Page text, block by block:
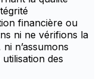
financière ou
ni ne vérifions la
n’assumons
des